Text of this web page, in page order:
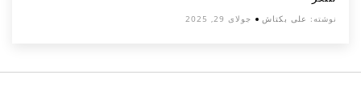
نوشته: علی بکتاش جولای 29, 2025